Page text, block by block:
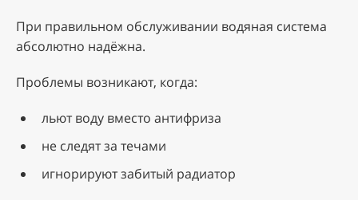
При правильном обслуживании водяная система
абсолютно надёжна.
Проблемы возникают, когда:
льют воду вместо антифриза
не следят за течами
игнорируют забитый радиатор